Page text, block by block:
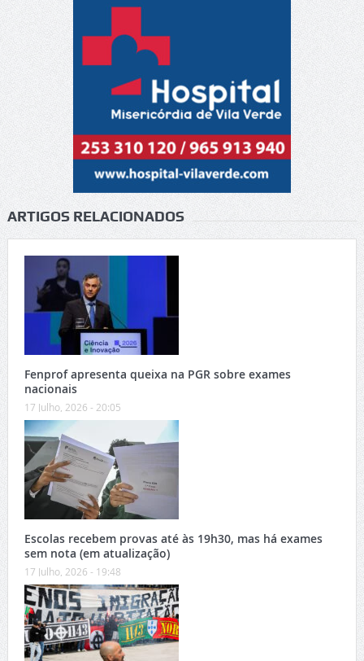
ARTIGOS RELACIONADOS
Fenprof apresenta queixa na PGR sobre exames
nacionais
17 Julho, 2026 - 20:05
Escolas recebem provas até às 19h30, mas há exames
sem nota (em atualização)
17 Julho, 2026 - 19:48